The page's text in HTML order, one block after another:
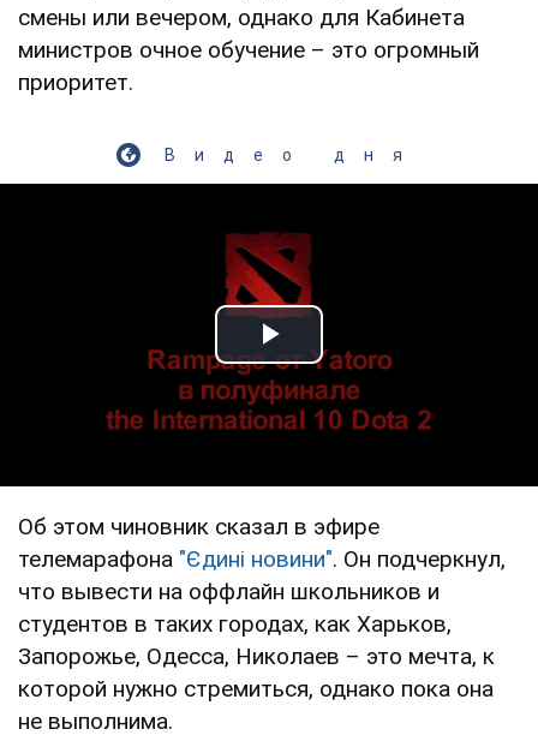
смены или вечером, однако для Кабинета
министров очное обучение – это огромный
приоритет.
Видео дня
Play Video
Об этом чиновник сказал в эфире
телемарафона "Єдині новини". Он подчеркнул,
что вывести на оффлайн школьников и
студентов в таких городах, как Харьков,
Запорожье, Одесса, Николаев – это мечта, к
которой нужно стремиться, однако пока она
не выполнима.